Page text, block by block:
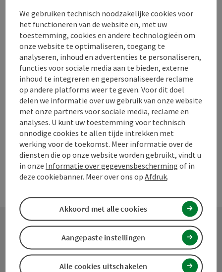
Bijdrage aankruisen
Naar favorieten
PDF aanmaken
Bijdrage printen
In de buurt
powered byTOURDATA Doe een suggestie
Contact
We gebruiken technisch noodzakelijke cookies voor
het functioneren van de website en, met uw
toestemming, cookies en andere technologieën om
onze website te optimaliseren, toegang te
analyseren, inhoud en advertenties te personaliseren,
functies voor sociale media aan te bieden, externe
inhoud te integreren en gepersonaliseerde reclame
op andere platforms weer te geven. Voor dit doel
delen we informatie over uw gebruik van onze website
met onze partners voor sociale media, reclame en
analyses. U kunt uw toestemming voor technisch
onnodige cookies te allen tijde intrekken met
werking voor de toekomst. Meer informatie over de
diensten die op onze website worden gebruikt, vindt u
in onze Informatie over gegevensbescherming of in
deze cookiebanner. Meer over ons opAfdruk.
Alle cookies uitschakelen
Aangepaste instellingen
Akkoord met alle cookies